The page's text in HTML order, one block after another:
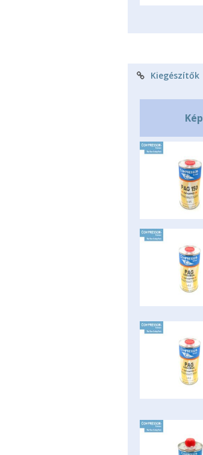
Kiegészítők
Kép